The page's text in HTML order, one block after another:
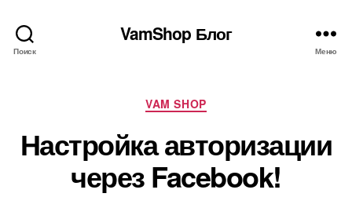
Поиск
VamShop Блог
Меню
Рубрики
VAM SHOP
Настройка авторизации
через Facebook!